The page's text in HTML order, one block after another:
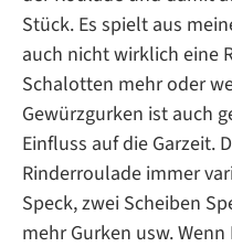
Stück. Es spielt aus
auch nicht wirklich eine
Schalotten mehr oder
Gewürzgurken ist auch
Einfluss auf die Garzeit.
Rinderroulade immer
Speck, zwei Scheiben
mehr Gurken usw.